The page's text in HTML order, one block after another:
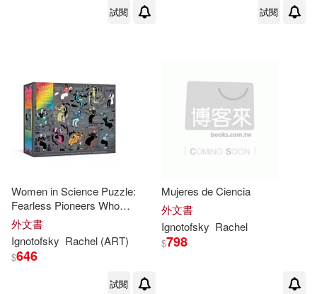
試閱 試閱
Women in Science Puzzle:
Fearless Pioneers Who
Changed the World Jigsaw
Puzzle & Poster: 500 Pieces
外文書
Ignotofsky Rachel (ART)
$646
試閱
Mujeres de Ciencia
外文書
Ignotofsky Rachel
$798